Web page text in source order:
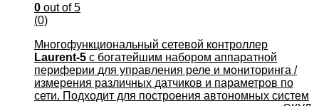
0 out of 5
(0)
Многофункциональный сетевой контроллер
Laurent-5 с богатейшим набором аппаратной
периферии для управления реле и мониторинга /
измерения различных датчиков и параметров по
сети. Подходит для построения автономных систем